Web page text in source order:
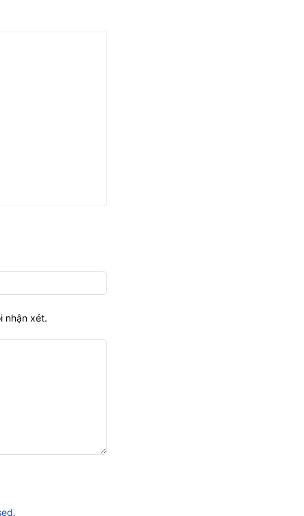
nhận xét.